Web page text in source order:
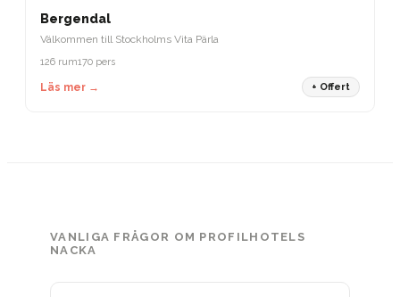
Bergendal
Välkommen till Stockholms Vita Pärla
126 rum170 pers
Läs mer → + Offert
VANLIGA FRÅGOR OM PROFILHOTELS
NACKA